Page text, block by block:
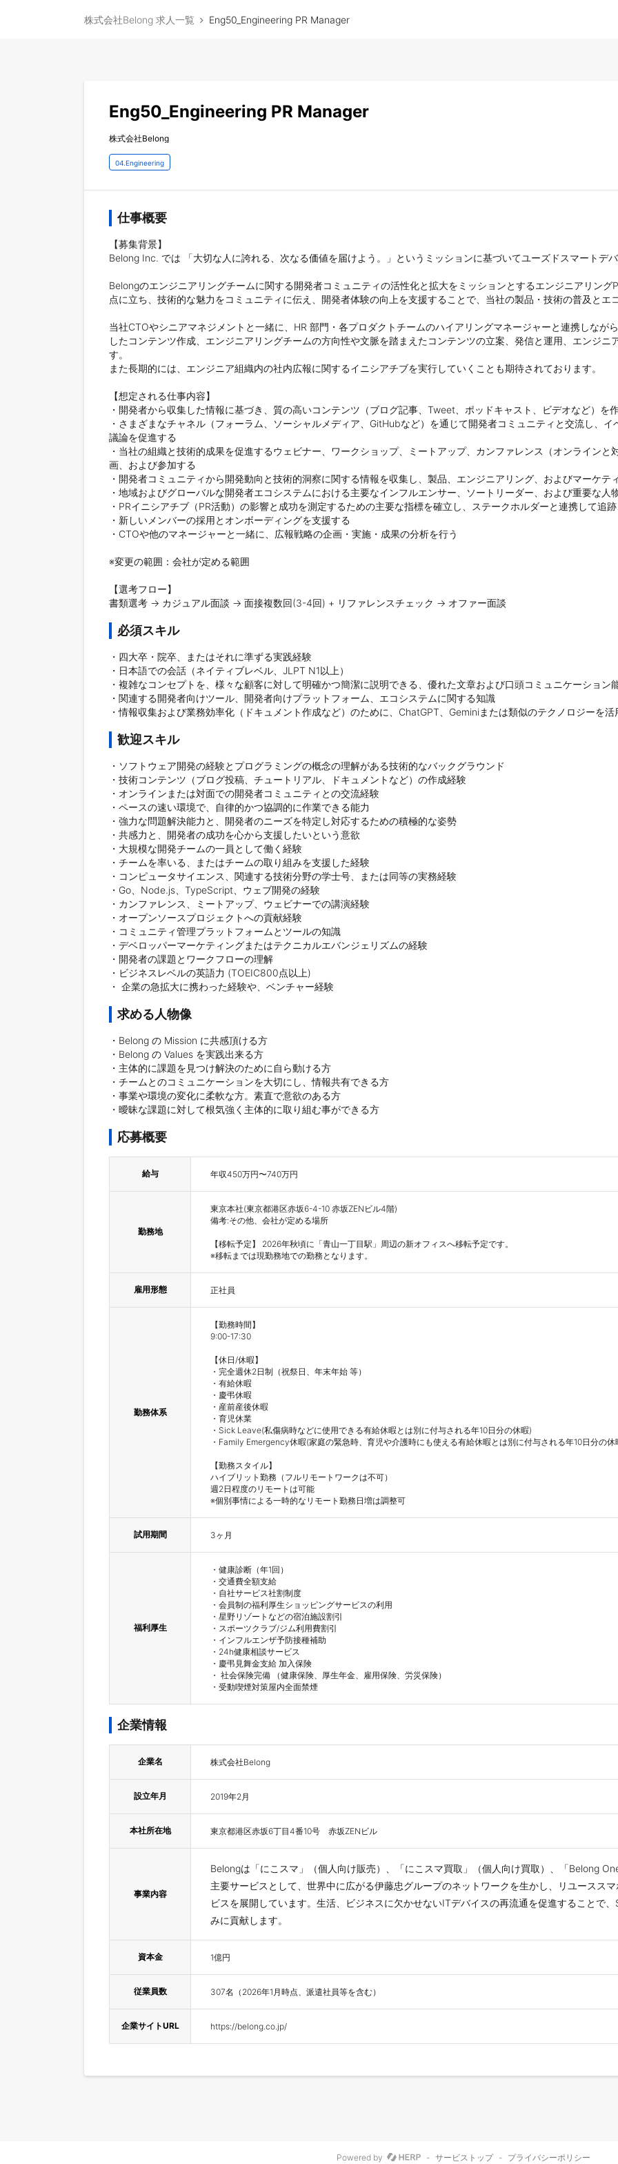
株式会社Belong 求人一覧 Eng50_Engineering PR Manager
Eng50_Engineering PR Manager
株式会社Belong
04.Engineering
仕事概要
【募集背景】
Belong Inc. では 「大切な人に誇れる、次なる価値を届けよう。」というミッションに基づいてユーズドスマートデ
Belongのエンジニアリングチームに関する開発者コミュニティの活性化と拡大をミッションとするエンジニアリン
点に立ち、技術的な魅力をコミュニティに伝え、開発者体験の向上を支援することで、当社の製品・技術の普及と
当社CTOやシニアマネジメントと一緒に、HR 部門・各プロダクトチームのハイアリングマネージャーと連携しなが
したコンテンツ作成、エンジニアリングチームの方向性や文脈を踏まえたコンテンツの立案、発信と運用、エンジ
す。
また長期的には、エンジニア組織内の社内広報に関するイニシアチブを実行していくことも期待されております。
【想定される仕事内容】
・開発者から収集した情報に基づき、質の高いコンテンツ（ブログ記事、Tweet、ポッドキャスト、ビデオなど）を
・さまざまなチャネル（フォーラム、ソーシャルメディア、GitHubなど）を通じて開発者コミュニティと交流し、
議論を促進する
・当社の組織と技術的成果を促進するウェビナー、ワークショップ、ミートアップ、カンファレンス（オンライン
画、および参加する
・開発者コミュニティから開発動向と技術的洞察に関する情報を収集し、製品、エンジニアリング、およびマーケテ
・地域およびグローバルな開発者エコシステムにおける主要なインフルエンサー、ソートリーダー、および重要な人
・PRイニシアチブ（PR活動）の影響と成功を測定するための主要な指標を確立し、ステークホルダーと連携して追
・新しいメンバーの採用とオンボーディングを支援する
・CTOや他のマネージャーと一緒に、広報戦略の企画・実施・成果の分析を行う
※変更の範囲：会社が定める範囲
【選考フロー】
書類選考 -> カジュアル面談 -> 面接複数回(3-4回) + リファレンスチェック -> オファー面談
必須スキル
・四大卒・院卒、またはそれに準ずる実践経験
・日本語での会話（ネイティブレベル、JLPT N1以上）
・複雑なコンセプトを、様々な顧客に対して明確かつ簡潔に説明できる、優れた文章および口頭コミュニケーション
・関連する開発者向けツール、開発者向けプラットフォーム、エコシステムに関する知識
・情報収集および業務効率化（ドキュメント作成など）のために、ChatGPT、Geminiまたは類似のテクノロジーを活
歓迎スキル
・ソフトウェア開発の経験とプログラミングの概念の理解がある技術的なバックグラウンド
・技術コンテンツ（ブログ投稿、チュートリアル、ドキュメントなど）の作成経験
・オンラインまたは対面での開発者コミュニティとの交流経験
・ペースの速い環境で、自律的かつ協調的に作業できる能力
・強力な問題解決能力と、開発者のニーズを特定し対応するための積極的な姿勢
・共感力と、開発者の成功を心から支援したいという意欲
・大規模な開発チームの一員として働く経験
・チームを率いる、またはチームの取り組みを支援した経験
・コンピュータサイエンス、関連する技術分野の学士号、または同等の実務経験
・Go、Node.js、TypeScript、ウェブ開発の経験
・カンファレンス、ミートアップ、ウェビナーでの講演経験
・オープンソースプロジェクトへの貢献経験
・コミュニティ管理プラットフォームとツールの知識
・デベロッパーマーケティングまたはテクニカルエバンジェリズムの経験
・開発者の課題とワークフローの理解
・ビジネスレベルの英語力 (TOEIC800点以上)
・ 企業の急拡大に携わった経験や、ベンチャー経験
求める人物像
・Belong の Mission に共感頂ける方
・Belong の Values を実践出来る方
・主体的に課題を見つけ解決のために自ら動ける方
・チームとのコミュニケーションを大切にし、情報共有できる方
・事業や環境の変化に柔軟な方。素直で意欲のある方
・曖昧な課題に対して根気強く主体的に取り組む事ができる方
応募概要
給与
勤務地
東京本社(東京都港区赤坂6-4-10 赤坂ZENビル4階)
備考:その他、会社が定める場所
【移転予定】 2026年秋頃に「青山一丁目駅」周辺の新オフィスへ移転予定です。
※移転までは現勤務地での勤務となります。
雇用形態 正社員
勤務体系
【勤務時間】
9:00-17:30
【休日/休暇】
・完全週休2日制（祝祭日、年末年始 等）
・有給休暇
・慶弔休暇
・産前産後休暇
・育児休業
・Sick Leave(私傷病時などに使用できる有給休暇とは別に付与される年10日分の休暇)
・Family Emergency休暇(家庭の緊急時、育児や介護時にも使える有給休暇とは別に付与される年10日分の休
【勤務スタイル】
ハイブリット勤務（フルリモートワークは不可）
週2日程度のリモートは可能
※個別事情による一時的なリモート勤務日増は調整可
試用期間 3ヶ月
福利厚生
・健康診断（年1回）
・交通費全額支給
・自社サービス社割制度
・会員制の福利厚生ショッピングサービスの利用
・星野リゾートなどの宿泊施設割引
・スポーツクラブ/ジム利用費割引
・インフルエンザ予防接種補助
・24h健康相談サービス
・慶弔見舞金支給 加入保険
・ 社会保険完備 （健康保険、厚生年金、雇用保険、労災保険）
・受動喫煙対策屋内全面禁煙
企業情報
企業名 株式会社Belong
設立年月 2019年2月
本社所在地 東京都港区赤坂6丁目4番10号　赤坂ZENビル
事業内容
Belongは「にこスマ」（個人向け販売）、「にこスマ買取」（個人向け買取）、「Belong
主要サービスとして、世界中に広がる伊藤忠グループのネットワークを生かし、リユースス
ビスを展開しています。生活、ビジネスに欠かせないITデバイスの再流通を促進することで
みに貢献します。
資本金 1億円
従業員数 307名（2026年1月時点、派遣社員等を含む）
企業サイトURL https://belong.co.jp/
Powered by - サービストップ - プライバシーポリシー